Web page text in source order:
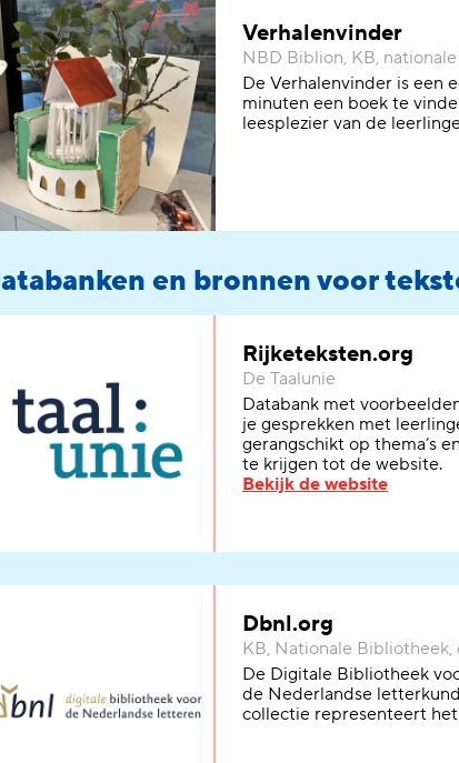
Verhalenvinder
NBD Biblion, KB,
De Verhalenvinder is een
minuten een boek te
leesplezier van de
en bronnen voor
Rijketeksten.org
De Taalunie
Databank met
je gesprekken met
gerangschikt op thema’s
te krijgen tot de website.
Bekijk de website
Dbnl.org
KB, Nationale
De Digitale Bibliotheek
de Nederlandse
collectie representeert